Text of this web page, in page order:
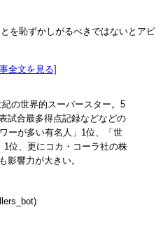
を恥ずかしがるべきではないとアピ
全文を見る]
の世界的スーパースター。5
試合最多得点記録などなどの
ーが多い有名人」1位、「世
位、更にコカ・コーラ社の株
影響力が大きい。